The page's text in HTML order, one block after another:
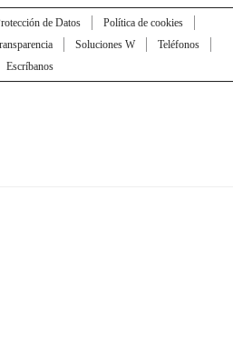
de Datos
Política de cookies
Soluciones W
Teléfonos
Escríbanos